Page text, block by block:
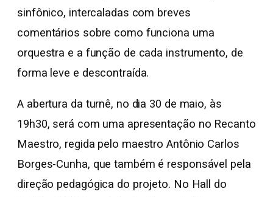
sinfônico, intercaladas com breves
comentários sobre como funciona uma
orquestra e a função de cada instrumento, de
forma leve e descontraída.
A abertura da turnê, no dia 30 de maio, às
19h30, será com uma apresentação no Recanto
Maestro, regida pelo maestro Antônio Carlos
Borges-Cunha, que também é responsável pela
direção pedagógica do projeto. No Hall do